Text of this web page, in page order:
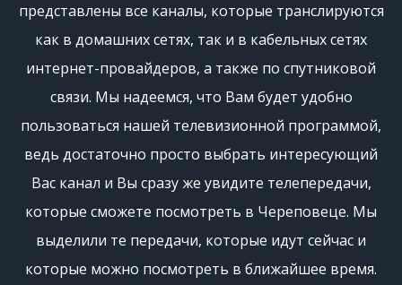
представлены все каналы, которые транслируются
как в домашних сетях, так и в кабельных сетях
интернет-провайдеров, а также по спутниковой
связи. Мы надеемся, что Вам будет удобно
пользоваться нашей телевизионной программой,
ведь достаточно просто выбрать интересующий
Вас канал и Вы сразу же увидите телепередачи,
которые сможете посмотреть в Череповеце. Мы
выделили те передачи, которые идут сейчас и
которые можно посмотреть в ближайшее время.